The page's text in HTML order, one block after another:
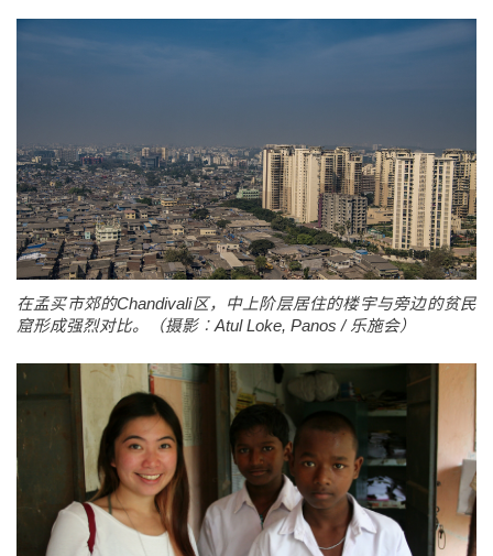
在孟买市郊的Chandivali区，中上阶层居住的楼宇与旁边的贫民
窟形成强烈对比。（摄影︰Atul Loke, Panos / 乐施会）